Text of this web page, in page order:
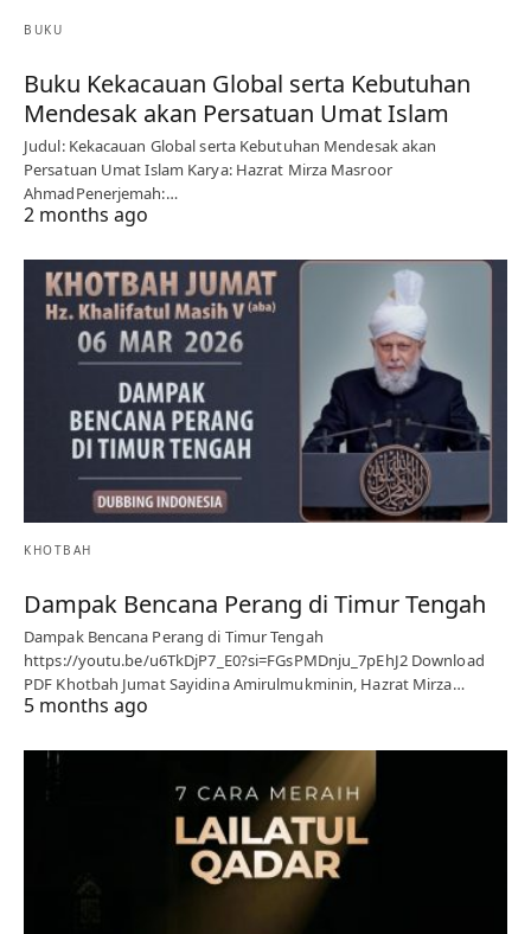
BUKU
Buku Kekacauan Global serta Kebutuhan
Mendesak akan Persatuan Umat Islam
Judul: Kekacauan Global serta Kebutuhan Mendesak akan
Persatuan Umat Islam Karya: Hazrat Mirza Masroor
AhmadPenerjemah:…
2 months ago
KHOTBAH
Dampak Bencana Perang di Timur Tengah
Dampak Bencana Perang di Timur Tengah
https://youtu.be/u6TkDjP7_E0?si=FGsPMDnju_7pEhJ2 Download
PDF Khotbah Jumat Sayidina Amirulmukminin, Hazrat Mirza…
5 months ago